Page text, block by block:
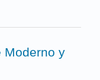
Moderno y